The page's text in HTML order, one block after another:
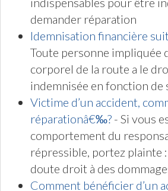
demander réparation
Idemnisation financière
Toute personne impliquée
corporel de la route a le
indemnisée en fonction de
Victime d’un accident,
réparationâ€‰? - Si vous
comportement du
répressible, portez plainte
doute droit à des
Comment bénéficier d’un